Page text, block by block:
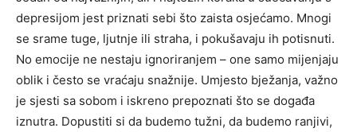
depresijom jest priznati sebi što zaista osjećamo. Mnogi
se srame tuge, ljutnje ili straha, i pokušavaju ih potisnuti.
No emocije ne nestaju ignoriranjem – one samo mijenjaju
oblik i često se vraćaju snažnije. Umjesto bježanja, važno
je sjesti sa sobom i iskreno prepoznati što se događa
iznutra. Dopustiti si da budemo tužni, da budemo ranjivi,